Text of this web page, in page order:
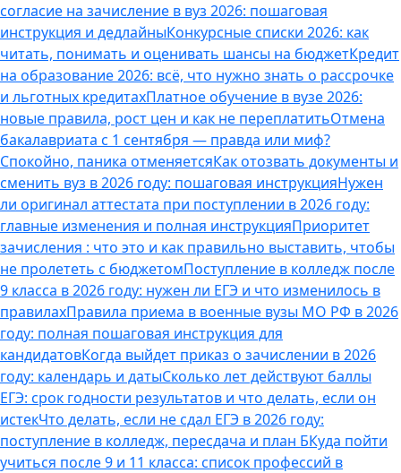
согласие на зачисление в вуз 2026: пошаговая
инструкция и дедлайныКонкурсные списки 2026: как
читать, понимать и оценивать шансы на бюджетКредит
на образование 2026: всё, что нужно знать о рассрочке
и льготных кредитахПлатное обучение в вузе 2026:
новые правила, рост цен и как не переплатитьОтмена
бакалавриата с 1 сентября — правда или миф?
Спокойно, паника отменяетсяКак отозвать документы и
сменить вуз в 2026 году: пошаговая инструкцияНужен
ли оригинал аттестата при поступлении в 2026 году:
главные изменения и полная инструкцияПриоритет
зачисления : что это и как правильно выставить, чтобы
не пролететь с бюджетомПоступление в колледж после
9 класса в 2026 году: нужен ли ЕГЭ и что изменилось в
правилахПравила приема в военные вузы МО РФ в 2026
году: полная пошаговая инструкция для
кандидатовКогда выйдет приказ о зачислении в 2026
году: календарь и датыСколько лет действуют баллы
ЕГЭ: срок годности результатов и что делать, если он
истекЧто делать, если не сдал ЕГЭ в 2026 году:
поступление в колледж, пересдача и план БКуда пойти
учиться после 9 и 11 класса: список профессий в